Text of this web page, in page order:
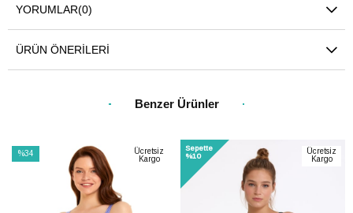
YORUMLAR(0)
ÜRÜN ÖNERILERI
Benzer Ürünler
%34
Ücretsiz
Kargo
Sepette
%10
Ücretsiz
Kargo